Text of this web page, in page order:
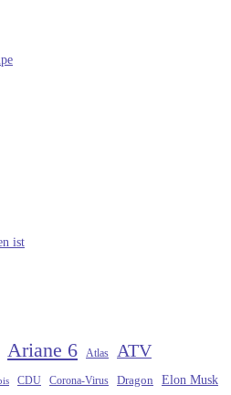
ist
Ariane 6 Atlas ATV
CDU Corona-Virus Dragon Elon Musk